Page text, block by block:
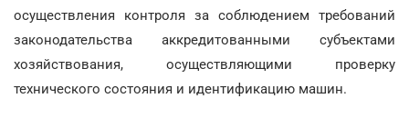
осуществления контроля за соблюдением требований
законодательства аккредитованными субъектами
хозяйствования, осуществляющими проверку
технического состояния и идентификацию машин.